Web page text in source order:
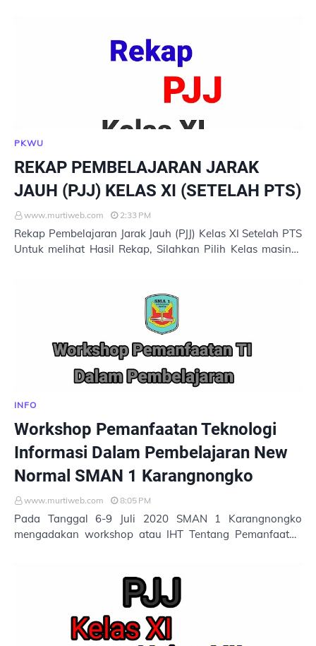
PKWU
REKAP PEMBELAJARAN JARAK
JAUH (PJJ) KELAS XI (SETELAH PTS)
www.murtiweb.com 2:33 PM
Rekap Pembelajaran Jarak Jauh (PJJ) Kelas XI Setelah PTS
Untuk melihat Hasil Rekap, Silahkan Pilih Kelas masing-
INFO
Workshop Pemanfaatan Teknologi
Informasi Dalam Pembelajaran New
Normal SMAN 1 Karangnongko
www.murtiweb.com 8:05 PM
Pada Tanggal 6-9 Juli 2020 SMAN 1 Karangnongko
mengadakan workshop atau IHT Tentang Pemanfaatan